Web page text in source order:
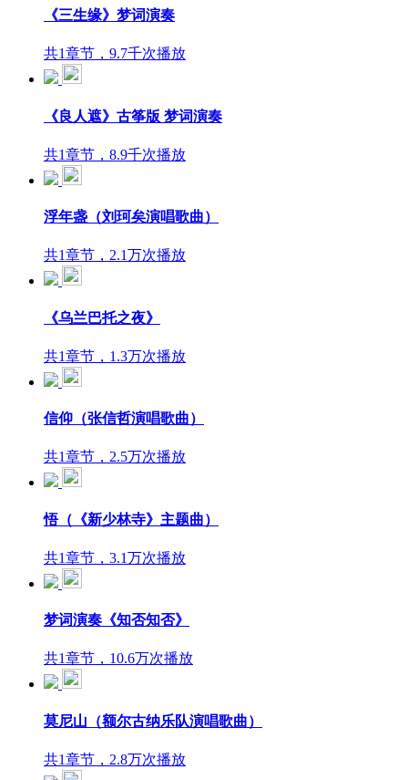
《三生缘》梦词演奏
共1章节，9.7千次播放
《良人遮》古筝版 梦词演奏
共1章节，8.9千次播放
浮年盏（刘珂矣演唱歌曲）
共1章节，2.1万次播放
《乌兰巴托之夜》
共1章节，1.3万次播放
信仰（张信哲演唱歌曲）
共1章节，2.5万次播放
悟（《新少林寺》主题曲）
共1章节，3.1万次播放
梦词演奏《知否知否》
共1章节，10.6万次播放
莫尼山（额尔古纳乐队演唱歌曲）
共1章节，2.8万次播放